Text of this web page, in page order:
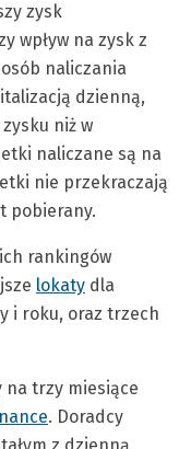
zysk
wpływ na zysk z
naliczania
dzienną,
niż w
naliczane są na
nie przekraczają
pobierany.
rankingów
lokaty dla
i roku, oraz trzech
na trzy miesiące
. Doradcy